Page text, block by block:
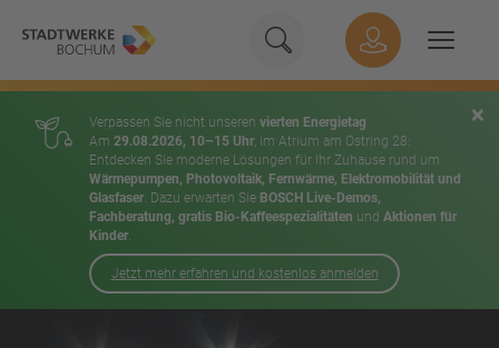
×
Verpassen Sie nicht unseren vierten Energietag
Am 29.08.2026, 10–15 Uhr, im Atrium am Ostring 28:
Entdecken Sie moderne Lösungen für Ihr Zuhause rund um
Wärmepumpen, Photovoltaik, Fernwärme, Elektromobilität und
Glasfaser. Dazu erwarten Sie BOSCH Live-Demos,
Fachberatung, gratis Bio-Kaffeespezialitäten und Aktionen für
Kinder.
Jetzt mehr erfahren und kostenlos anmelden
Geben Sie hier Ihren
Suchen
Hauptnavigation